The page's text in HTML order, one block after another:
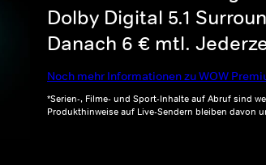
Dolby Digital 5.1
Danach 6 € mtl.
Noch mehr Informationen zu WOW
*Serien-, Filme- und Sport-Inhalte auf Abruf sind
Produkthinweise auf Live-Sendern bleiben davon